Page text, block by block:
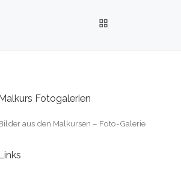
Malkurs Fotogalerien
aus den Malkursen – Foto-Galerie
Links